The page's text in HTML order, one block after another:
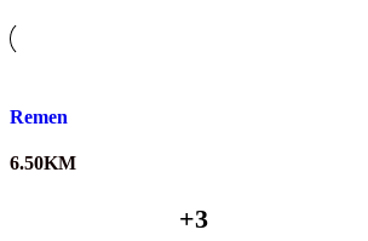
Remen
6.50KM
+3